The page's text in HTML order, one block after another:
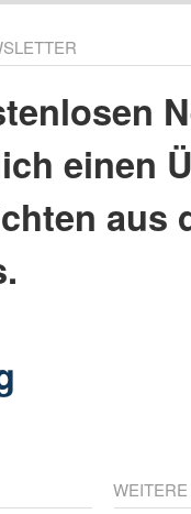
einen
aus